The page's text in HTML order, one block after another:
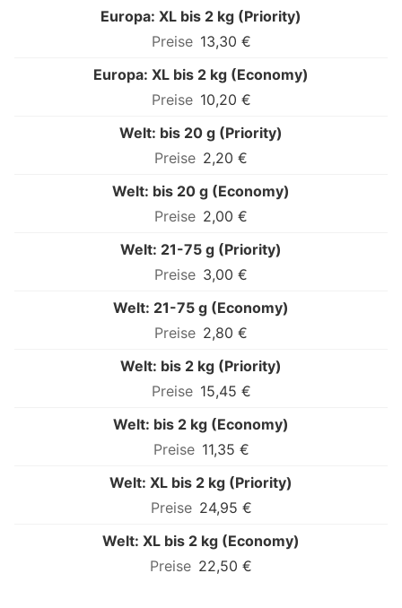
Europa: XL bis 2 kg (Priority)
13,30 €
Europa: XL bis 2 kg (Economy)
10,20 €
Welt: bis 20 g (Priority)
2,20 €
Welt: bis 20 g (Economy)
2,00 €
Welt: 21-75 g (Priority)
3,00 €
Welt: 21-75 g (Economy)
2,80 €
Welt: bis 2 kg (Priority)
15,45 €
Welt: bis 2 kg (Economy)
11,35 €
Welt: XL bis 2 kg (Priority)
24,95 €
Welt: XL bis 2 kg (Economy)
22,50 €